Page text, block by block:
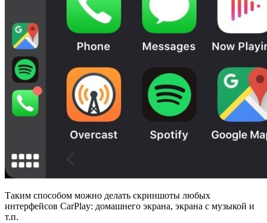
Таким способом можно делать скриншоты любых
интерфейсов CarPlay: домашнего экрана, экрана с музыкой и
т.п.